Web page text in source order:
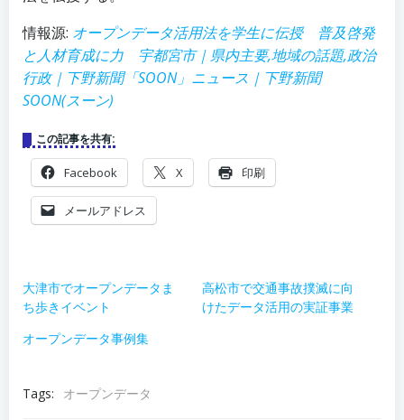
情報源: オープンデータ活用法を学生に伝授 普及啓発
と人材育成に力 宇都宮市｜県内主要,地域の話題,政治
行政｜下野新聞「SOON」ニュース｜下野新聞
SOON(スーン)
この記事を共有:
Facebook X 印刷
メールアドレス
大津市でオープンデータま
ち歩きイベント
高松市で交通事故撲滅に向
けたデータ活用の実証事業
オープンデータ事例集
Tags: オープンデータ